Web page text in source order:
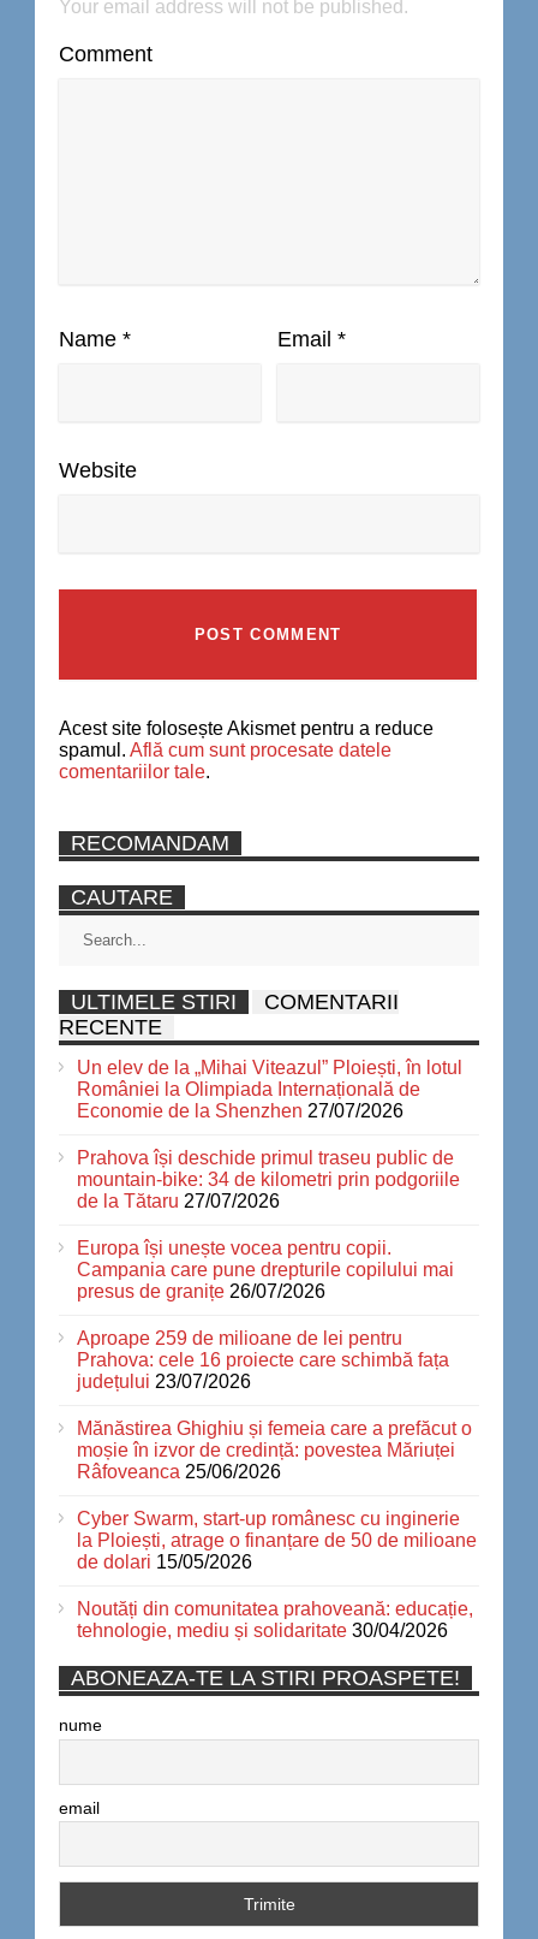
Your email address will not be published.
Comment
Name * Email *
Website
Acest site folosește Akismet pentru a reduce
spamul. Află cum sunt procesate datele
comentariilor tale.
RECOMANDAM
CAUTARE
ULTIMELE STIRI
COMENTARII
RECENTE
Un elev de la „Mihai Viteazul” Ploiești, în lotul
României la Olimpiada Internațională de
Economie de la Shenzhen 27/07/2026
Prahova își deschide primul traseu public de
mountain-bike: 34 de kilometri prin podgoriile
de la Tătaru 27/07/2026
Europa își unește vocea pentru copii.
Campania care pune drepturile copilului mai
presus de granițe 26/07/2026
Aproape 259 de milioane de lei pentru
Prahova: cele 16 proiecte care schimbă fața
județului 23/07/2026
Mănăstirea Ghighiu și femeia care a prefăcut o
moșie în izvor de credință: povestea Măriuței
Râfoveanca 25/06/2026
Cyber Swarm, start-up românesc cu inginerie
la Ploiești, atrage o finanțare de 50 de milioane
de dolari 15/05/2026
Noutăți din comunitatea prahoveană: educație,
tehnologie, mediu și solidaritate 30/04/2026
ABONEAZA-TE LA STIRI PROASPETE!
nume
email